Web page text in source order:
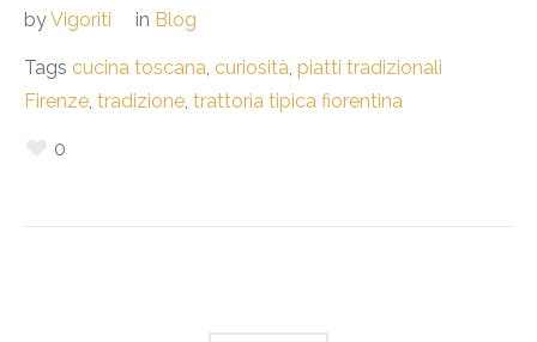
byVigoriti in Blog
Tags cucina toscana, curiosità, piatti tradizionali
Firenze, tradizione, trattoria tipica fiorentina
0